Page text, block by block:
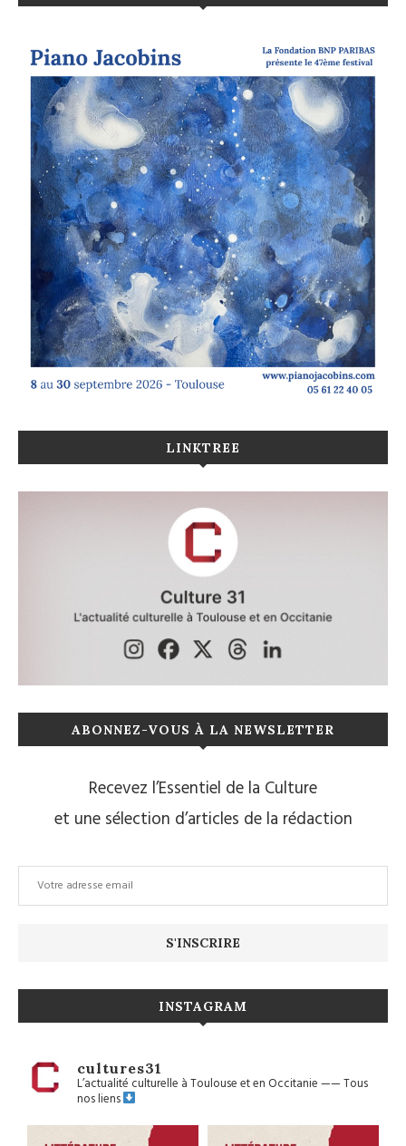
LINKTREE
ABONNEZ-VOUS À LA NEWSLETTER
Recevez l’Essentiel de la Culture
et une sélection d’articles de la rédaction
INSTAGRAM
cultures31
L’actualité culturelle à Toulouse et en Occitanie——Tous
nos liens